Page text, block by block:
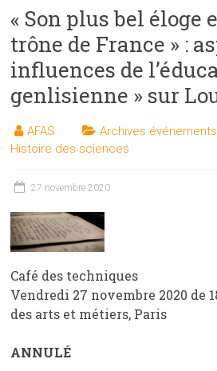
« Son plus bel éloge
trône de France » :
influences de
genlisienne » sur
AFAS Archives événements
Histoire des sciences
27 novembre 2020
Café des techniques
Vendredi 27 novembre 2020 de
des arts et métiers, Paris
ANNULÉ